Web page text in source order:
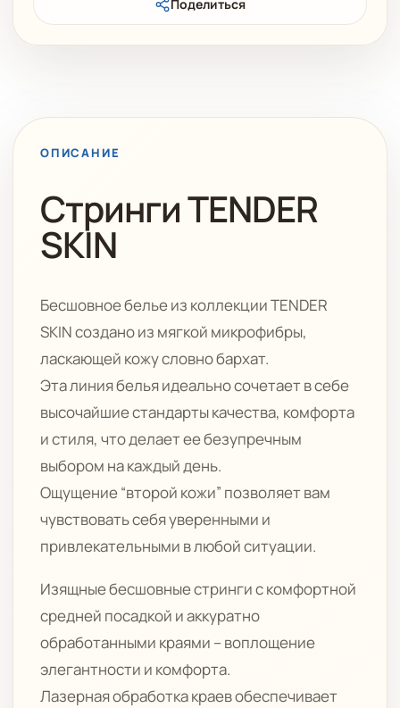
Поделиться
ОПИСАНИЕ
Стринги TENDER
SKIN
Бесшовное белье из коллекции TENDER
SKIN создано из мягкой микрофибры,
ласкающей кожу словно бархат.
Эта линия белья идеально сочетает в себе
высочайшие стандарты качества, комфорта
и стиля, что делает ее безупречным
выбором на каждый день.
Ощущение “второй кожи” позволяет вам
чувствовать себя уверенными и
привлекательными в любой ситуации.
Изящные бесшовные стринги с комфортной
средней посадкой и аккуратно
обработанными краями – воплощение
элегантности и комфорта.
Лазерная обработка краев обеспечивает